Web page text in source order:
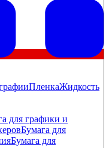
ПленкаЖидкость
для графики и
Бумага для
Бумага для